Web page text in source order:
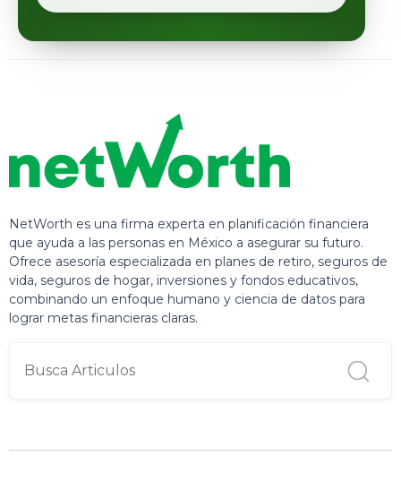
NetWorth es una firma experta en planificación financiera
que ayuda a las personas en México a asegurar su futuro.
Ofrece asesoría especializada en planes de retiro, seguros de
vida, seguros de hogar, inversiones y fondos educativos,
combinando un enfoque humano y ciencia de datos para
lograr metas financieras claras.